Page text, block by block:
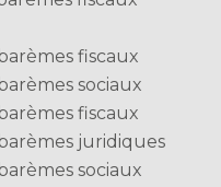
fiscaux
sociaux
fiscaux
juridiques
sociaux